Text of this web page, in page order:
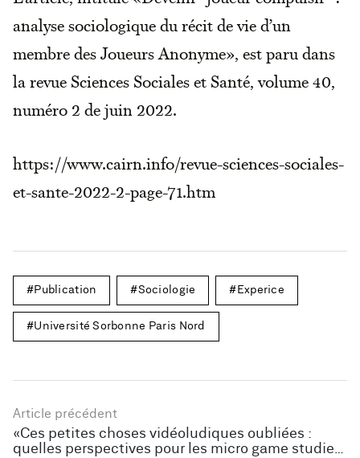
analyse sociologique du récit de vie d’un
membre des Joueurs Anonyme», est paru dans
la revue Sciences Sociales et Santé, volume 40,
numéro 2 de juin 2022.
https://www.cairn.info/revue-sciences-sociales-
et-sante-2022-2-page-71.htm
Publication Sociologie Experice
Université Sorbonne Paris Nord
Article précédent
«Ces petites choses vidéoludiques oubliées :
quelles perspectives pour les micro game studies